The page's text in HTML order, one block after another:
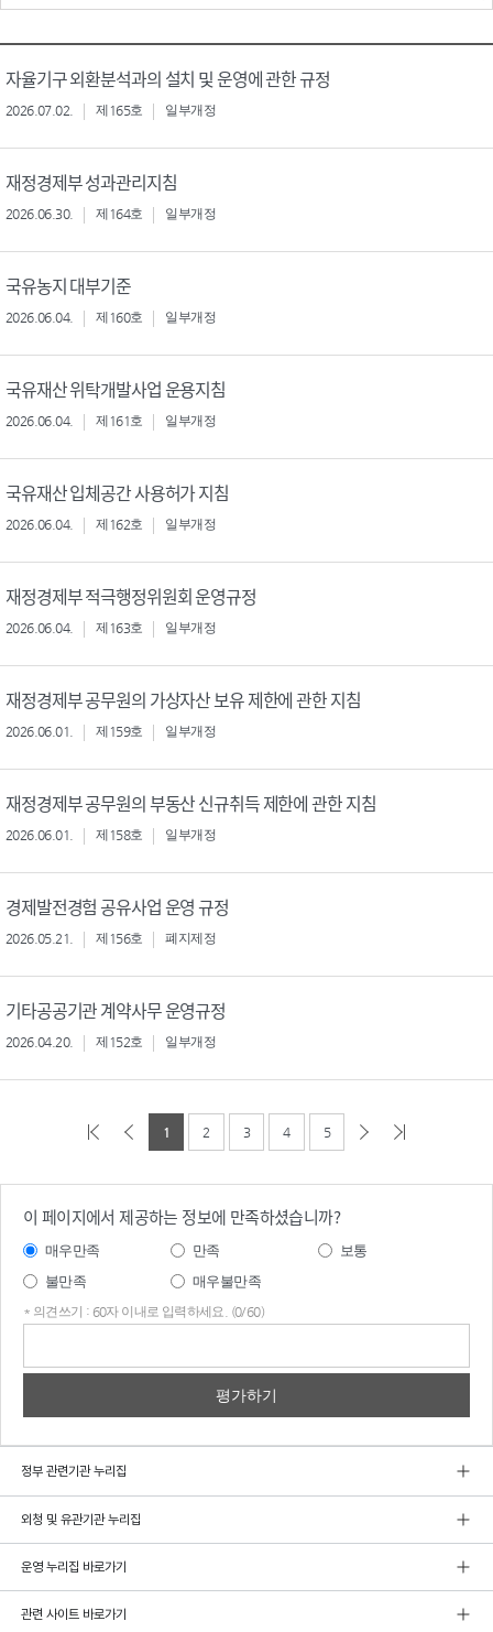
자율기구 외환분석과의 설치 및 운영에 관한 규정
2026.07.02. 제165호 일부개정
재정경제부 성과관리지침
2026.06.30. 제164호 일부개정
국유농지 대부기준
2026.06.04. 제160호 일부개정
국유재산 위탁개발사업 운용지침
2026.06.04. 제161호 일부개정
국유재산 입체공간 사용허가 지침
2026.06.04. 제162호 일부개정
재정경제부 적극행정위원회 운영규정
2026.06.04. 제163호 일부개정
재정경제부 공무원의 가상자산 보유 제한에 관한 지침
2026.06.01. 제159호 일부개정
재정경제부 공무원의 부동산 신규취득 제한에 관한 지침
2026.06.01. 제158호 일부개정
경제발전경험 공유사업 운영 규정
2026.05.21. 제156호 폐지제정
기타공공기관 계약사무 운영규정
2026.04.20. 제152호 일부개정
1 2 3 4 5
이 페이지에서 제공하는 정보에 만족하셨습니까?
매우만족 만족
보통
불만족
매우불만족
* 의견쓰기 : 60자 이내로 입력하세요. (0/60)
정부 관련기관 누리집
외청 및 유관기관 누리집
운영 누리집 바로가기
관련 사이트 바로가기